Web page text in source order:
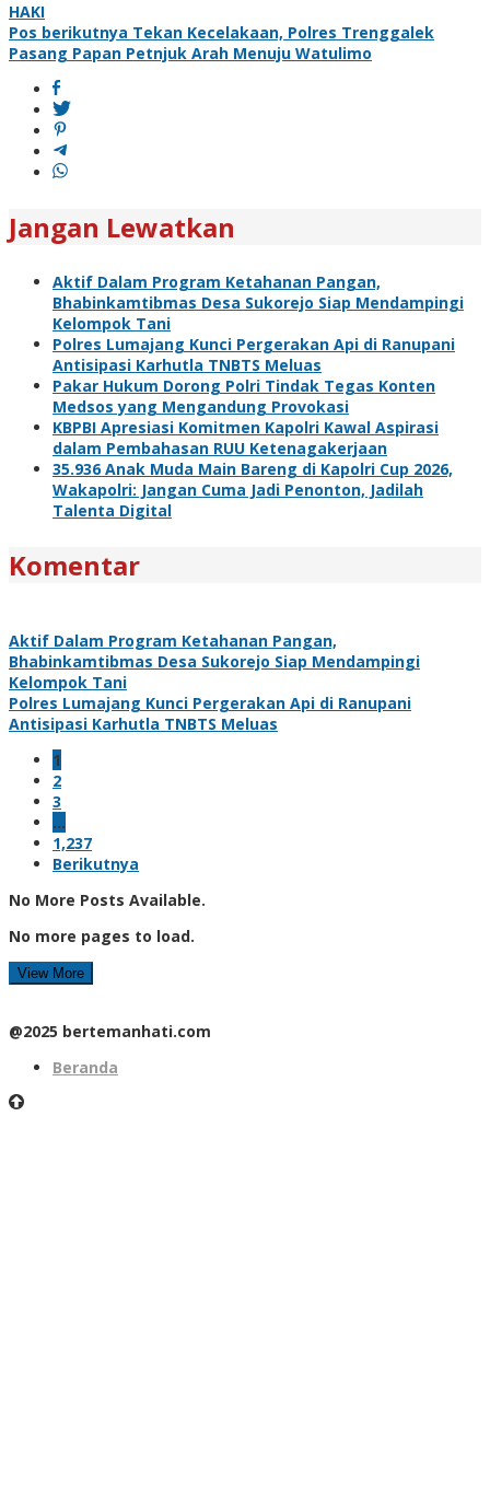
pos
HAKI
Pos berikutnya Tekan Kecelakaan, Polres Trenggalek
Pasang Papan Petnjuk Arah Menuju Watulimo
Jangan Lewatkan
Aktif Dalam Program Ketahanan Pangan,
Bhabinkamtibmas Desa Sukorejo Siap Mendampingi
Kelompok Tani
Polres Lumajang Kunci Pergerakan Api di Ranupani
Antisipasi Karhutla TNBTS Meluas
Pakar Hukum Dorong Polri Tindak Tegas Konten
Medsos yang Mengandung Provokasi
KBPBI Apresiasi Komitmen Kapolri Kawal Aspirasi
dalam Pembahasan RUU Ketenagakerjaan
35.936 Anak Muda Main Bareng di Kapolri Cup 2026,
Wakapolri: Jangan Cuma Jadi Penonton, Jadilah
Talenta Digital
Komentar
Aktif Dalam Program Ketahanan Pangan,
Bhabinkamtibmas Desa Sukorejo Siap Mendampingi
Kelompok Tani
Polres Lumajang Kunci Pergerakan Api di Ranupani
Antisipasi Karhutla TNBTS Meluas
1
2
3
…
1,237
Berikutnya
No More Posts Available.
No more pages to load.
View More
@2025 bertemanhati.com
Beranda